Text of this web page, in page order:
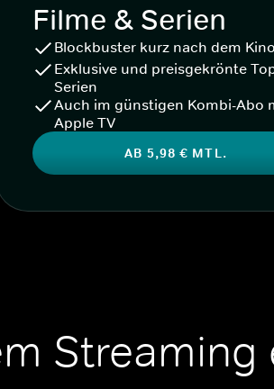
Filme & Serien
Blockbuster kurz nach dem Kino
Exklusive und preisgekrönte
Serien
Auch im günstigen Kombi-Abo
Apple TV
AB 5,98 € MTL.
Streaming